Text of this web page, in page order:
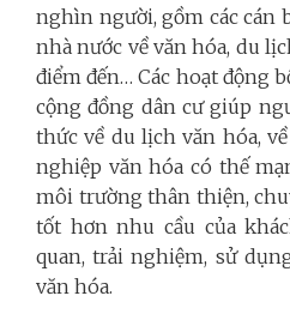
nghìn người, gồm các cán
nhà nước về văn hóa, du
điểm đến… Các hoạt động
cộng đồng dân cư giúp
thức về du lịch văn hóa,
nghiệp văn hóa có thế
môi trường thân thiện,
tốt hơn nhu cầu của
quan, trải nghiệm, sử
văn hóa.